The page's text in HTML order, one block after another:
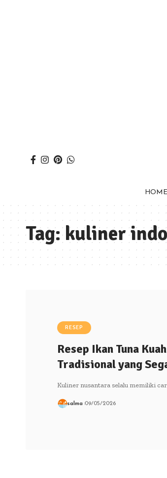
HOME
Tag:kuliner
RESEP
Resep Ikan Tuna
Tradisional yang
Kuliner nusantara selalu memiliki
salma 09/05/2026